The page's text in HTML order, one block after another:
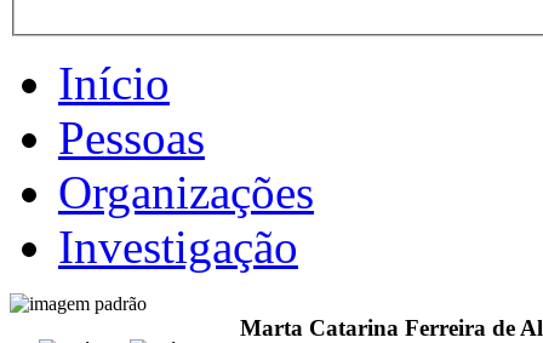
Início
Pessoas
Organizações
Investigação
Marta Catarina Ferreira de